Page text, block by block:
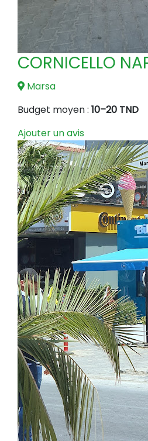
CORNICELLO
Marsa
Budget moyen : 10–20 TND
Ajouter un avis